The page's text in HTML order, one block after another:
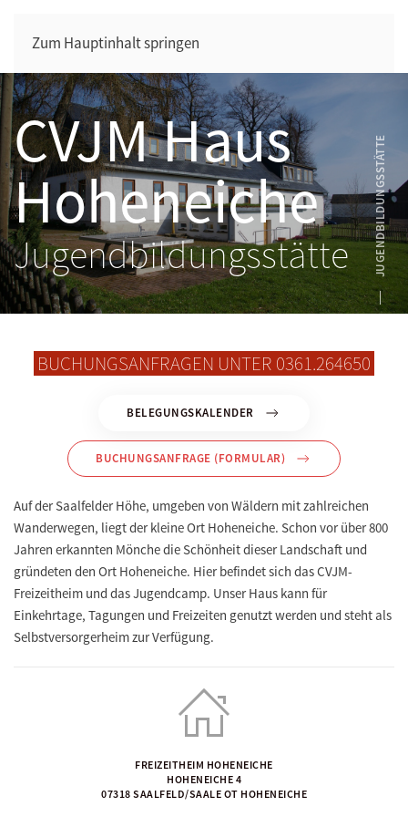
Zum Hauptinhalt springen
CVJM Haus
Hoheneiche
Jugendbildungsstätte JUGENDBILDUNGSSTÄTTE
BUCHUNGSANFRAGEN UNTER 0361.264650
BELEGUNGSKALENDER
BUCHUNGSANFRAGE (FORMULAR)
Auf der Saalfelder Höhe, umgeben von Wäldern mit zahlreichen
Wanderwegen, liegt der kleine Ort Hoheneiche. Schon vor über 800
Jahren erkannten Mönche die Schönheit dieser Landschaft und
gründeten den Ort Hoheneiche. Hier befindet sich das CVJM-
Freizeitheim und das Jugendcamp. Unser Haus kann für
Einkehrtage, Tagungen und Freizeiten genutzt werden und steht als
Selbstversorgerheim zur Verfügung.
FREIZEITHEIM HOHENEICHE
HOHENEICHE 4
07318 SAALFELD/SAALE OT HOHENEICHE